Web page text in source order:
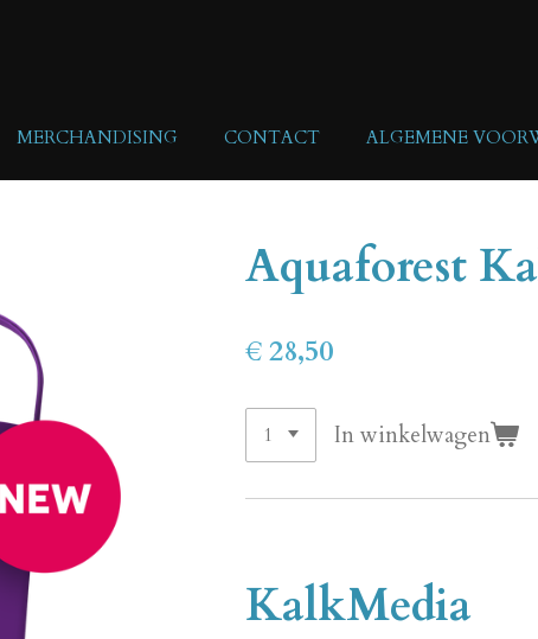
MERCHANDISING CONTACT ALGEMENE
Aquaforest
€ 28,50
In winkelwagen
KalkMedia